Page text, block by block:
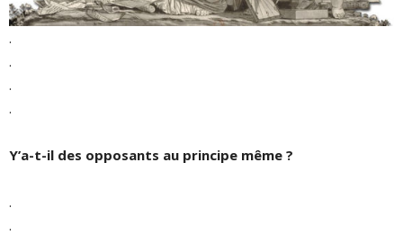
.
.
.
.
Y’a-t-il des opposants au principe même ?
.
.